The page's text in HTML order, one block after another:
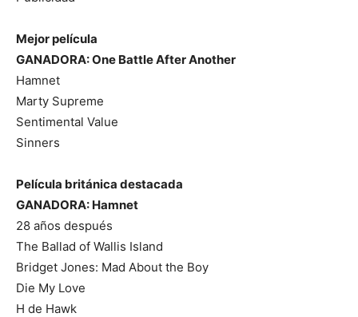
Mejor película
GANADORA: One Battle After Another
Hamnet
Marty Supreme
Sentimental Value
Sinners
Película británica destacada
GANADORA: Hamnet
28 años después
The Ballad of Wallis Island
Bridget Jones: Mad About the Boy
Die My Love
H de Hawk